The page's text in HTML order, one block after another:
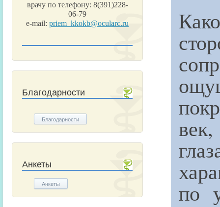
врачу по телефону: 8(391)228-
06-79
e-mail:priem_kkokb@ocularc.ru
Благодарности
Благодарности
Анкеты
Анкеты по